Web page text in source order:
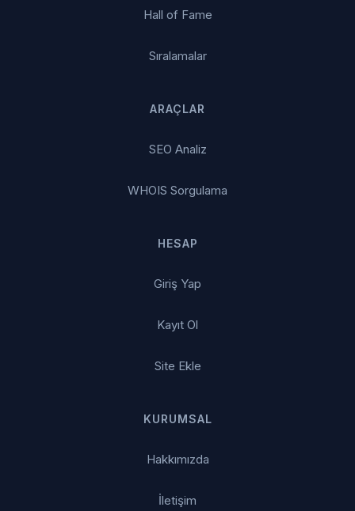
Hall of Fame
Sıralamalar
ARAÇLAR
SEO Analiz
WHOIS Sorgulama
HESAP
Giriş Yap
Kayıt Ol
Site Ekle
KURUMSAL
Hakkımızda
İletişim